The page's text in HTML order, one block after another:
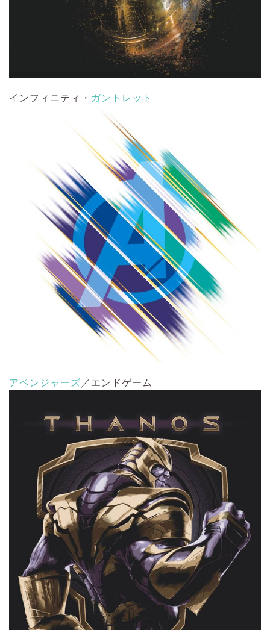
インフィニティ・ ガントレット
アベンジャーズ ／エンドゲーム